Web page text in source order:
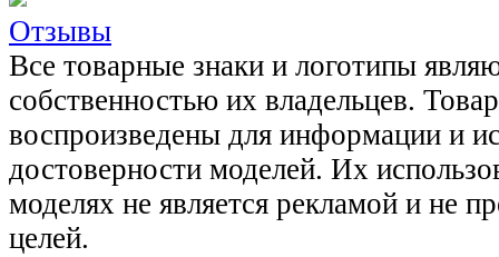
Отзывы
Все товарные знаки и логотипы
собственностью их владельцев.
воспроизведены для информации и
достоверности моделей. Их
моделях не является рекламой и не
целей.